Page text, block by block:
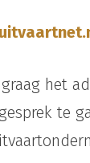
het
te